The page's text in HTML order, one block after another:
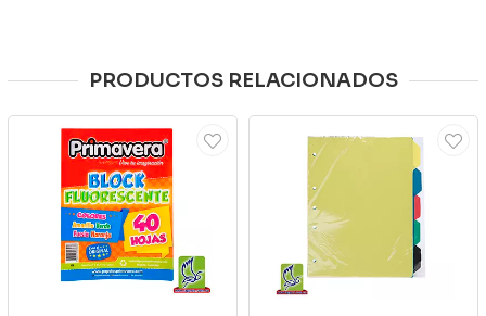
PRODUCTOS RELACIONADOS